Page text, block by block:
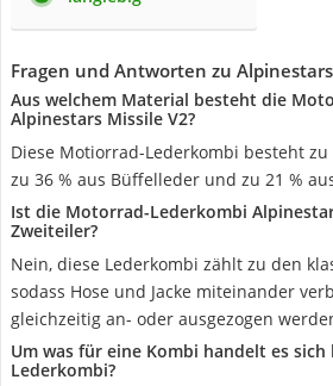
Fragen und Antworten zu
Aus welchem Material besteht die
Alpinestars Missile V2?
Diese Motiorrad-Lederkombi besteht zu
zu 36 % aus Büffelleder und zu 21 %
Ist die Motorrad-Lederkombi
Zweiteiler?
Nein, diese Lederkombi zählt zu den
sodass Hose und Jacke miteinander
gleichzeitig an- oder ausgezogen
Um was für eine Kombi handelt es
Lederkombi?